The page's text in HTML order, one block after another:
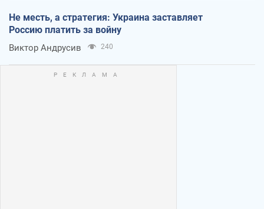
Не месть, а стратегия: Украина заставляет
Россию платить за войну
Виктор Андрусив 240